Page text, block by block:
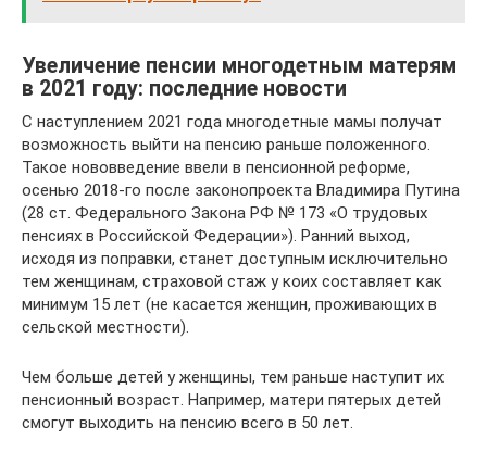
Увеличение пенсии многодетным матерям
в 2021 году: последние новости
С наступлением 2021 года многодетные мамы получат
возможность выйти на пенсию раньше положенного.
Такое нововведение ввели в пенсионной реформе,
осенью 2018-го после законопроекта Владимира Путина
(28 ст. Федерального Закона РФ № 173 «О трудовых
пенсиях в Российской Федерации»). Ранний выход,
исходя из поправки, станет доступным исключительно
тем женщинам, страховой стаж у коих составляет как
минимум 15 лет (не касается женщин, проживающих в
сельской местности).
Чем больше детей у женщины, тем раньше наступит их
пенсионный возраст. Например, матери пятерых детей
смогут выходить на пенсию всего в 50 лет.